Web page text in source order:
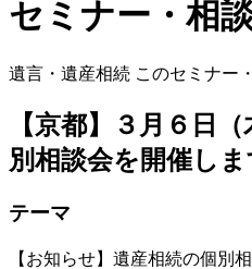
セミナー・相
遺言・遺産相続 このセミナー
【京都】３月６日
別相談会を開催しま
テーマ
【お知らせ】遺産相続の個別